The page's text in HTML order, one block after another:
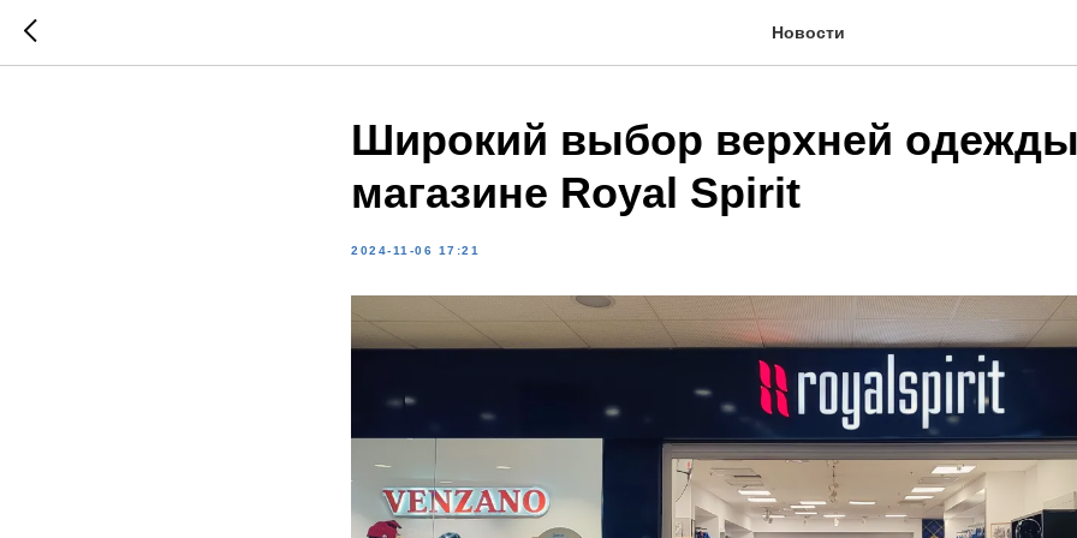
Новости
Широкий выбор верхней
магазине Royal Spirit
2024-11-06 17:21